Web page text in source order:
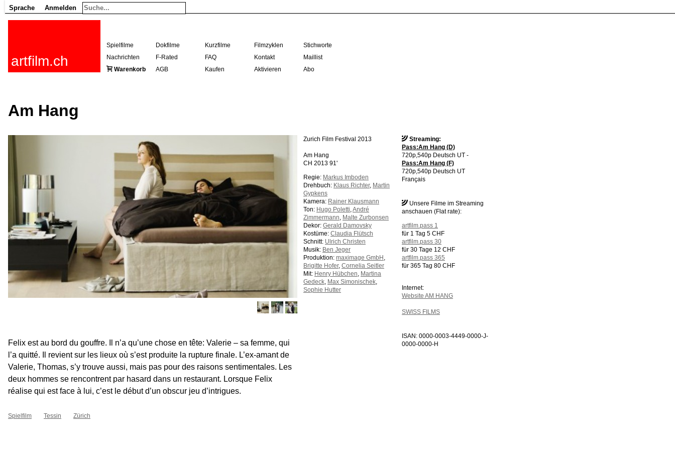
Sprache Anmelden
artfilm.ch
Spielfilme Dokfilme Kurzfilme Filmzyklen
Stichworte
Nachrichten
F-Rated FAQ Kontakt
Maillist
Warenkorb
AGB Kaufen Aktivieren Abo
Am Hang
Streaming:
Pass:Am Hang (D)
720p,540p Deutsch UT -
Pass:Am Hang (F)
720p,540p Deutsch UT
Français
Unsere Filme im Streaming
anschauen (Flat rate):
artfilm.pass 1
für 1 Tag 5 CHF
artfilm.pass 30
für 30 Tage 12 CHF
artfilm.pass 365
für 365 Tag 80 CHF
Internet:
Website AM HANG
SWISS FILMS
ISAN: 0000-0003-4449-0000-J-
0000-0000-H
Zurich Film Festival 2013
Am Hang
CH 2013 91'
Regie: Markus Imboden
Drehbuch: Klaus Richter, Martin
Gypkens
Kamera: Rainer Klausmann
Ton: Hugo Poletti André
Zimmermann Malte Zurbonsen
Dekor: Gerald Damovsky
Kostüme: Claudia Flütsch
Schnitt: Ulrich Christen
Musik: Ben Jeger
Produktion: maximage GmbH
Brigitte Hofer, Cornelia Seitler
Mit: Henry Hübchen Martina
Gedeck Max Simonischek
Sophie Hutter
Felix est au bord du gouffre. Il n’a qu’une chose en tête: Valerie – sa femme, qui
l’a quitté. Il revient sur les lieux où s’est produite la rupture finale. L’ex-amant de
Valerie, Thomas, s’y trouve aussi, mais pas pour des raisons sentimentales. Les
deux hommes se rencontrent par hasard dans un restaurant. Lorsque Felix
réalise qui est face à lui, c’est le début d’un obscur jeu d’intrigues.
Spielfilm Tessin Zürich